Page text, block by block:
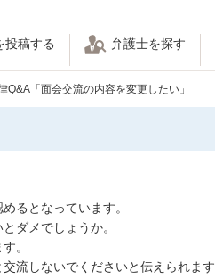
投稿する 弁護士を探す
Q&A「面会交流の内容を変更したい」
るとなっています。
ダメでしょうか。
。
流しないでくださいと伝えられます